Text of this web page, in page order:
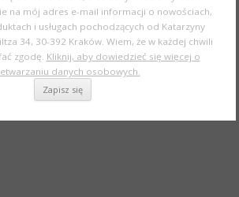
na mój adres e-mail informacji o nowościach,
i usługach pochodzących od Katarzyny
34, 30-392 Kraków. Wiem, że w każdej chwili
zgodę. Kliknij, aby dowiedzieć się więcej o
danych osobowych.